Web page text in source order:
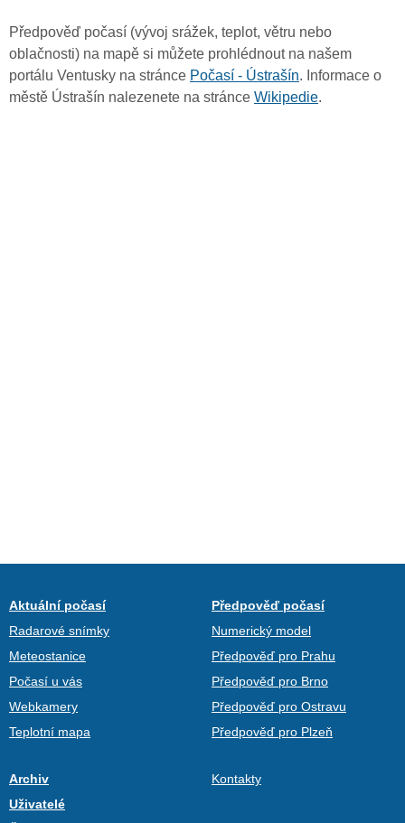
Předpověď počasí (vývoj srážek, teplot, větru nebo
oblačnosti) na mapě si můžete prohlédnout na našem
portálu Ventusky na stránce Počasí - Ústrašín. Informace o
městě Ústrašín nalezenete na stránce Wikipedie.
Aktuální počasí
Radarové snímky
Meteostanice
Počasí u vás
Webkamery
Teplotní mapa
Předpověď počasí
Numerický model
Předpověď pro Prahu
Předpověď pro Brno
Předpověď pro Ostravu
Předpověď pro Plzeň
Archiv
Uživatelé
Kontakty